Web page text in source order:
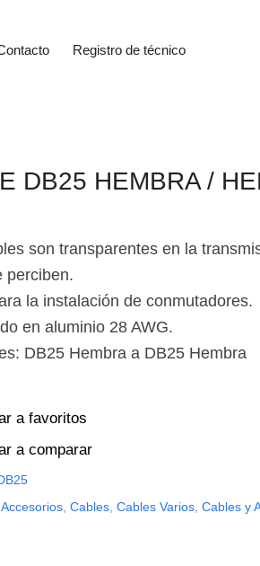
Registro de técnico
DB25 HEMBRA /
son transparentes en la
perciben.
la instalación de conmutadores.
en aluminio 28 AWG.
DB25 Hembra a DB25 Hembra
a favoritos
a comparar
Accesorios, Cables, Cables Varios, Cables y